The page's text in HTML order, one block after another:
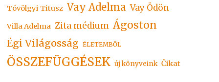
Tóvölgyi Titusz Vay Adelma Vay Ödön
Villa Adelma Zita médium Ágoston
Égi Világosság ÉLETEMBŐL
ÖSSZEFÜGGÉSEK új könyveink Čikat